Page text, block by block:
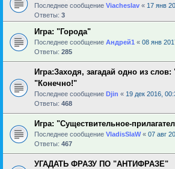
Последнее сообщение Viacheslav « 17 янв
Ответы: 3
Игра: "Города"
Последнее сообщение Андрей1 « 08 янв
Ответы: 285
Игра:Заходя, загадай одно из
"Конечно!"
Последнее сообщение Djin « 19 дек 2016,
Ответы: 468
Игра: "Существительное-
Последнее сообщение VladisSlaW« 07 авг
Ответы: 467
УГАДАТЬ ФРАЗУ ПО "АНТИФРАЗЕ"